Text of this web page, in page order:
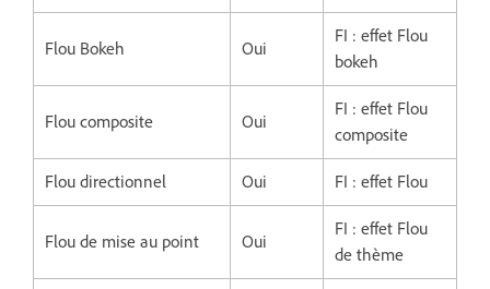
Flou Bokeh Oui
FI : effet Flou
bokeh
Flou composite Oui
FI : effet Flou
composite
Flou directionnel Oui FI : effet Flou
Flou de mise au point Oui
FI : effet Flou
de thème